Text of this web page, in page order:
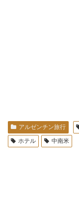
アルゼンチン旅行
ホテル
中南米